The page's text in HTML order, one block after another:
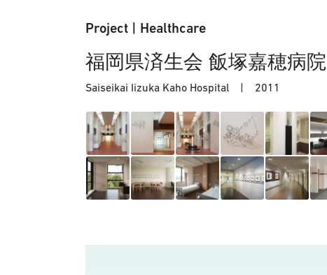
Project Healthcare
福岡県済生会 飯塚嘉穂病院
Saiseikai Iizuka Kaho Hospital | 2011